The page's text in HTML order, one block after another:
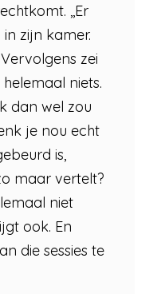
,,Er
zijn kamer.
zei
niets.
dan wel zou
je nou echt
is,
maar vertelt?
niet
ook. En
die sessies te